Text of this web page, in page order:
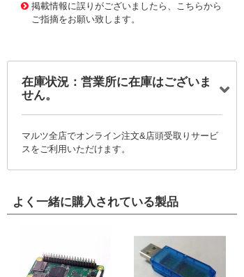
掲載情報に誤りがございましたら、こちらから
ご指摘をお願い致します。
在庫状況：営業所に在庫はございま
せん。
マルツ全店でオンライン注文&店頭受取りサービ
スをご利用いただけます。
よく一緒に購入されている製品